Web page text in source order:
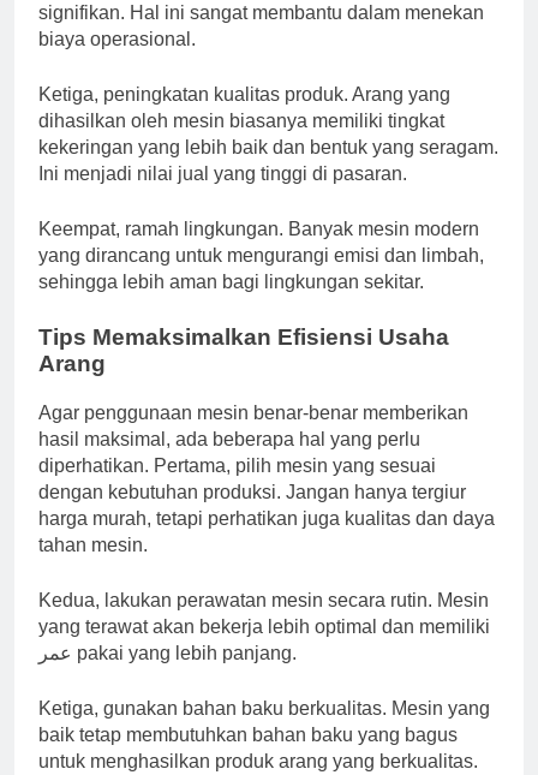
signifikan. Hal ini sangat membantu dalam menekan
biaya operasional.
Ketiga, peningkatan kualitas produk. Arang yang
dihasilkan oleh mesin biasanya memiliki tingkat
kekeringan yang lebih baik dan bentuk yang seragam.
Ini menjadi nilai jual yang tinggi di pasaran.
Keempat, ramah lingkungan. Banyak mesin modern
yang dirancang untuk mengurangi emisi dan limbah,
sehingga lebih aman bagi lingkungan sekitar.
Tips Memaksimalkan Efisiensi Usaha
Arang
Agar penggunaan mesin benar-benar memberikan
hasil maksimal, ada beberapa hal yang perlu
diperhatikan. Pertama, pilih mesin yang sesuai
dengan kebutuhan produksi. Jangan hanya tergiur
harga murah, tetapi perhatikan juga kualitas dan daya
tahan mesin.
Kedua, lakukan perawatan mesin secara rutin. Mesin
yang terawat akan bekerja lebih optimal dan memiliki
عمر pakai yang lebih panjang.
Ketiga, gunakan bahan baku berkualitas. Mesin yang
baik tetap membutuhkan bahan baku yang bagus
untuk menghasilkan produk arang yang berkualitas.